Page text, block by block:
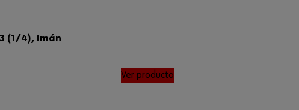
(1/4), imán
Ver producto